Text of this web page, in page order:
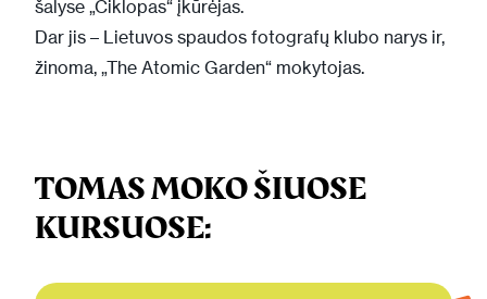
šalyse „Ciklopas“ įkūrėjas.
Dar jis – Lietuvos spaudos fotografų klubo narys ir,
žinoma, „The Atomic Garden“ mokytojas.
TOMAS MOKO ŠIUOSE
KURSUOSE: